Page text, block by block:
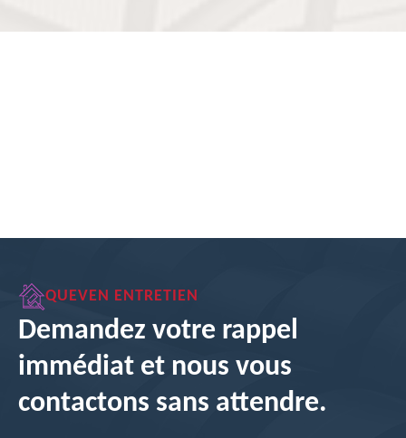
QUEVEN ENTRETIEN
Demandez votre rappel
immédiat et nous vous
contactons sans attendre.